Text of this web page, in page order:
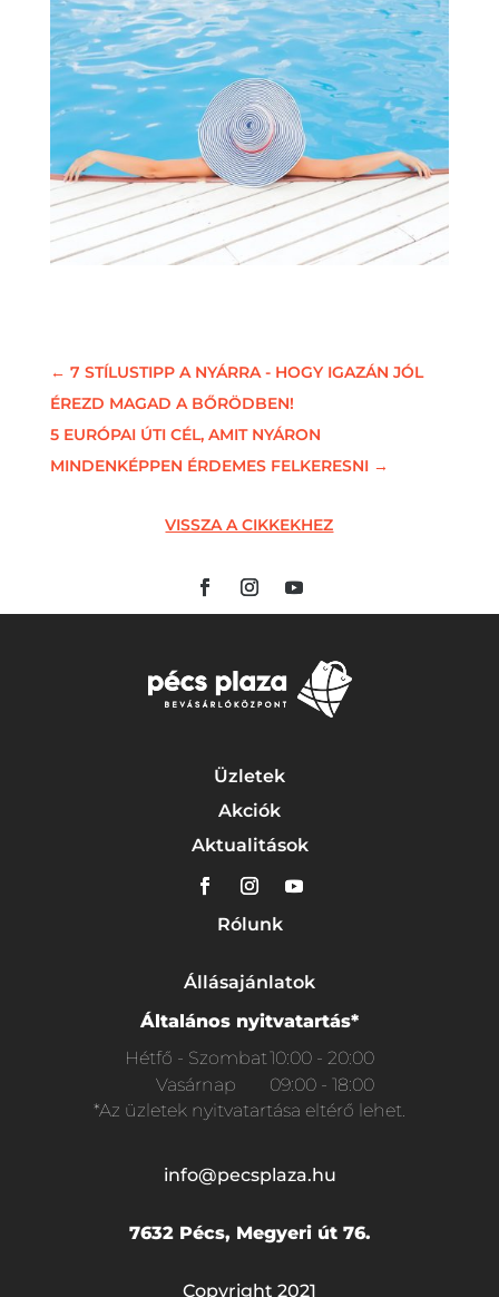
← 7 STÍLUSTIPP A NYÁRRA - HOGY IGAZÁN JÓL
ÉREZD MAGAD A BŐRÖDBEN!
5 EURÓPAI ÚTI CÉL, AMIT NYÁRON
MINDENKÉPPEN ÉRDEMES FELKERESNI→
VISSZA A CIKKEKHEZ
Üzletek
Akciók
Aktualitások
Rólunk
Állásajánlatok
Általános nyitvatartás*
Hétfő - Szombat10:00 - 20:00
Vasárnap
09:00 - 18:00
*Az üzletek nyitvatartása eltérő lehet.
info@pecsplaza.hu
7632 Pécs, Megyeri út 76.
Copyright 2021